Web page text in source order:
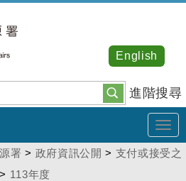
進階搜尋
English
署 > 政府資訊公開 > 支付或接受之
> 113年度